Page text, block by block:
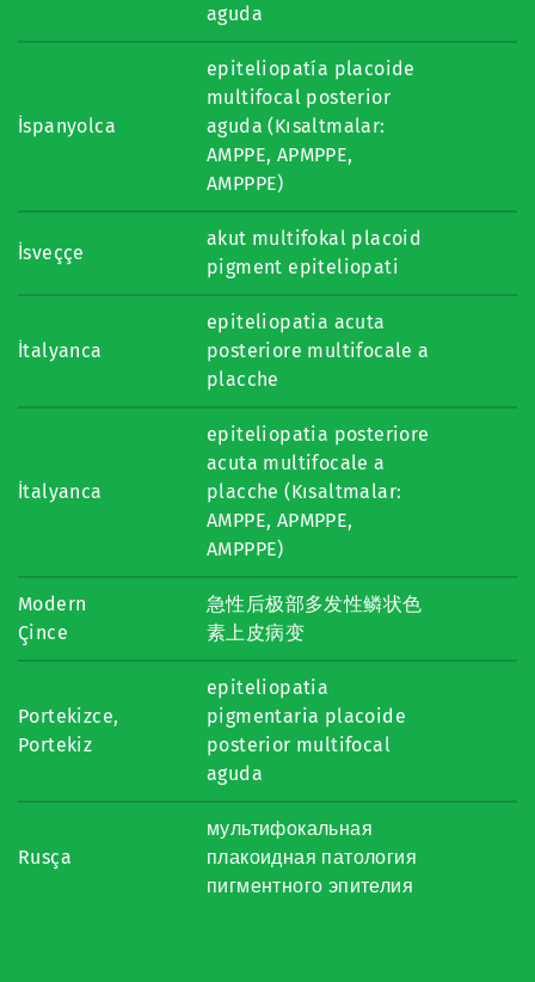
aguda
İspanyolca
epiteliopatía placoide
multifocal posterior
aguda (Kısaltmalar:
AMPPE, APMPPE,
AMPPPE)
İsveççe
akut multifokal placoid
pigment epiteliopati
İtalyanca
epiteliopatia acuta
posteriore multifocale a
placche
İtalyanca
epiteliopatia posteriore
acuta multifocale a
placche (Kısaltmalar:
AMPPE, APMPPE,
AMPPPE)
Modern
Çince
急性后极部多发性鳞状色
素上皮病变
Portekizce,
Portekiz
epiteliopatia
pigmentaria placoide
posterior multifocal
aguda
Rusça
мультифокальная
плакоидная патология
пигментного эпителия